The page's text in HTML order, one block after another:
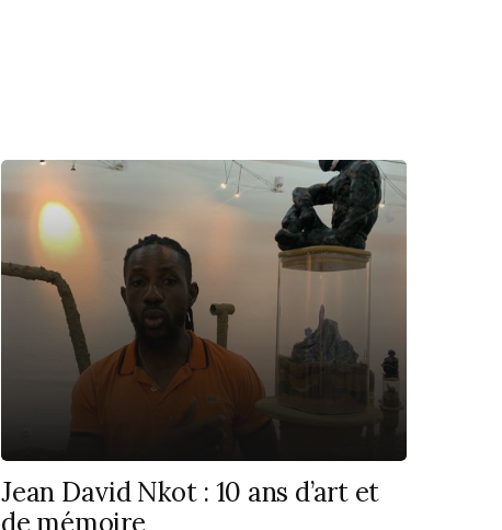
Jean David Nkot : 10 ans d’art et
de mémoire